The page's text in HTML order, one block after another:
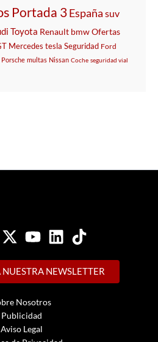
Portada 3España suv
Toyota Renault bmwOfertas
Mercedes tesla Seguridad Ford
Porsche multas Nissan Coche seguridad vial
NUESTRA NEWSLETTER
Nosotros
Publicidad
Aviso Legal